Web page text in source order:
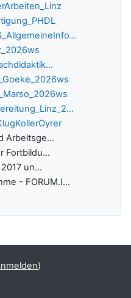
Arbeitsge...
Fortbildu...
un...
- FORUM.I...
)